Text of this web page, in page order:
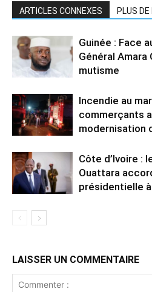
ARTICLES CONNEXES PLUS DE
Guinée : Face
Général Amara
mutisme
Incendie au
commerçants
modernisation
Côte d’Ivoire :
Ouattara
présidentielle
LAISSER UN COMMENTAIRE